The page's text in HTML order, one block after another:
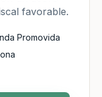
favorable.
Promovida